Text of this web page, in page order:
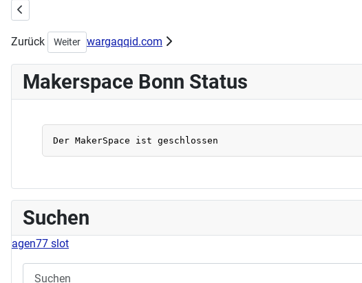
Vorheriger Beitrag: Maker-Mittwoch am 28.02.2024 Workshop Stickmaschine
Zurück Nächster Beitrag: Handarbeitstreff 05.11.2023
Weiter wargaqqid.com
Makerspace Bonn Status
Suchen
agen77 slot